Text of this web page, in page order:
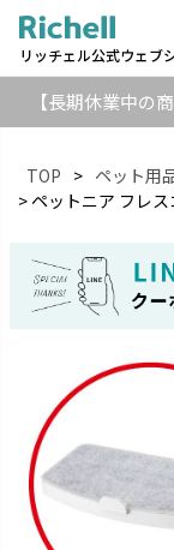
リッチェル公式ウェブ
【長期休業中の
TOP ペット用
ペットニア フレ